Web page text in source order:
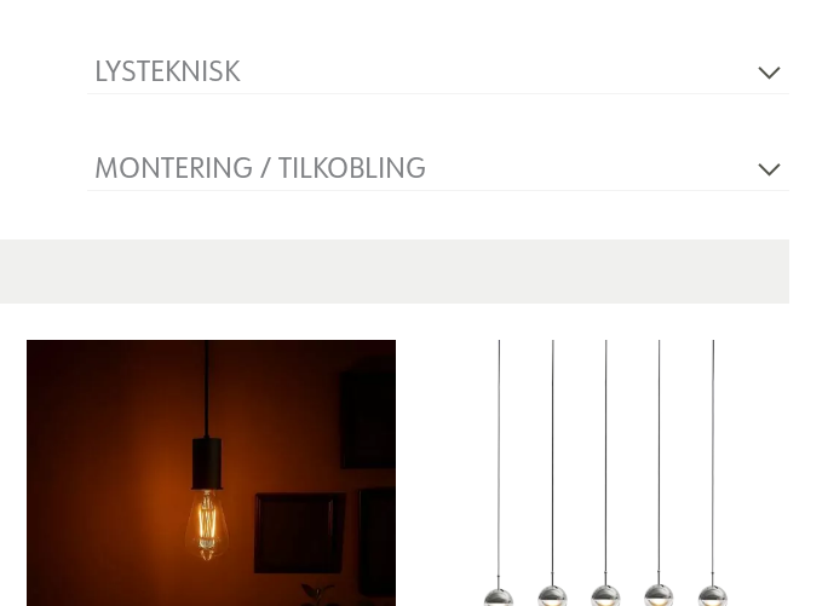
LYSTEKNISK
MONTERING / TILKOBLING